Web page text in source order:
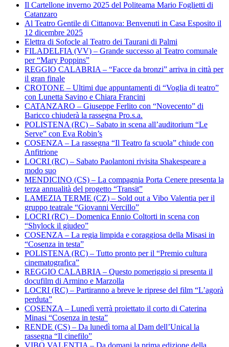
Il Cartellone inverno 2025 del Politeama Mario Foglietti di
Catanzaro
Al Teatro Gentile di Cittanova: Benvenuti in Casa Esposito il
12 dicembre 2025
Elettra di Sofocle al Teatro dei Taurani di Palmi
FILADELFIA (VV) – Grande successo al Teatro comunale
per “Mary Poppins”
REGGIO CALABRIA – “Facce da bronzi” arriva in città per
il gran finale
CROTONE – Ultimi due appuntamenti di “Voglia di teatro”
con Lunetta Savino e Chiara Francini
CATANZARO – Giuseppe Ferlito con “Novecento” di
Baricco chiuderà la rassegna Pro.s.a.
POLISTENA (RC) – Sabato in scena all’auditorium “Le
Serve” con Eva Robin’s
COSENZA – La rassegna “Il Teatro fa scuola” chiude con
Anfitrione
LOCRI (RC) – Sabato Paolantoni rivisita Shakespeare a
modo suo
MENDICINO (CS) – La compagnia Porta Cenere presenta la
terza annualità del progetto “Transit”
LAMEZIA TERME (CZ) – Sold out a Vibo Valentia per il
gruppo teatrale “Giovanni Vercillo”
LOCRI (RC) – Domenica Ennio Coltorti in scena con
“Shylock il giudeo”
COSENZA – La regia limpida e coraggiosa della Misasi in
“Cosenza in testa”
POLISTENA (RC) – Tutto pronto per il “Premio cultura
cinematografica”
REGGIO CALABRIA – Questo pomeriggio si presenta il
docufilm di Armino e Marzolla
LOCRI (RC) – Partiranno a breve le riprese del film “L’agorà
perduta”
COSENZA – Lunedì verrà proiettato il corto di Caterina
Minasi “Cosenza in testa”
RENDE (CS) – Da lunedì torna al Dam dell’Unical la
rassegna “Il cinefilo”